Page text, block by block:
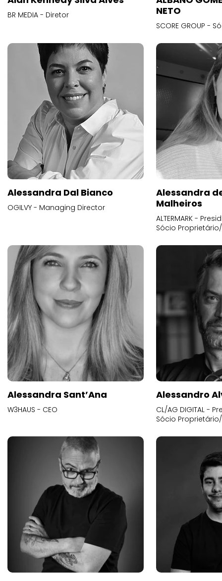
BR MEDIA - Diretor
NETO
SCORE GROUP -
Alessandra Dal Bianco
OGILVY - Managing Director
Alessandra
Malheiros
ALTERMARK -
Sócio
Alessandra Sant’Ana
W3HAUS - CEO
Alessandro
CL/AG DIGITAL -
Sócio